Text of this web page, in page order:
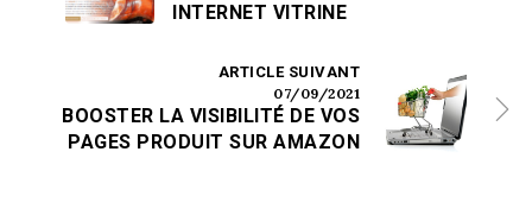
INTERNET VITRINE
ARTICLE SUIVANT
07/09/2021
BOOSTER LA VISIBILITÉ DE VOS
PAGES PRODUIT SUR AMAZON